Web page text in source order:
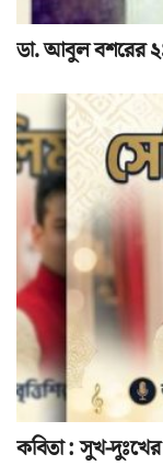
ডা. আবুল বশরের
কবিতা : সুখ-দুঃখের